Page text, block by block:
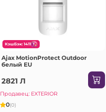
КэшБэк: 1411
Ajax MotionProtect Outdoor
белый EU
2821 Л
Продавец: EXTERIOR
0(0)